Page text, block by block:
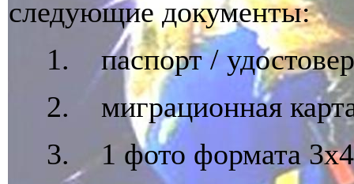
следующие документы:
1. паспорт /
2. миграционная
3. 1 фото формата